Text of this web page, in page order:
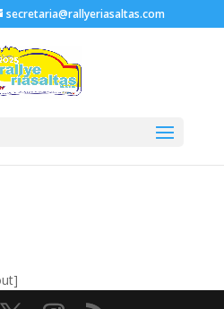
secretaria@rallyeriasaltas.com